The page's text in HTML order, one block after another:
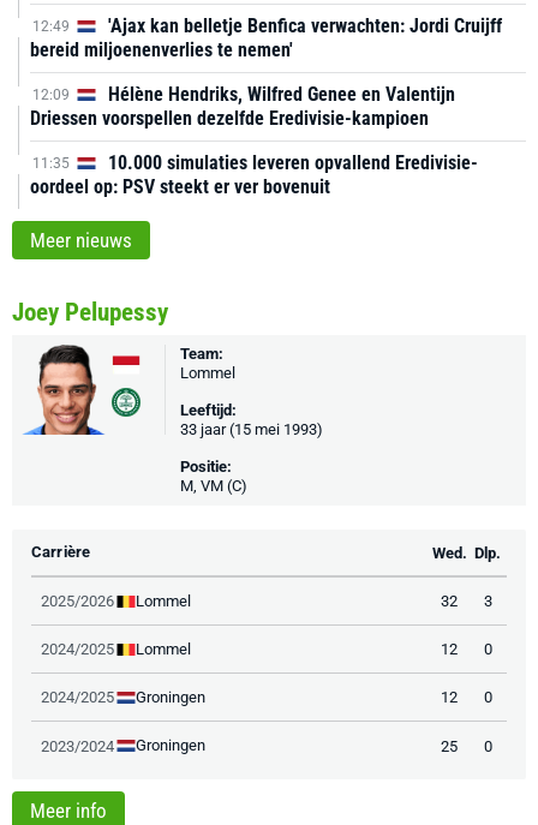
12:49
'Ajax kan belletje Benfica verwachten: Jordi Cruijff
bereid miljoenenverlies te nemen'
12:09
Hélène Hendriks, Wilfred Genee en Valentijn
Driessen voorspellen dezelfde Eredivisie-kampioen
11:35
10.000 simulaties leveren opvallend Eredivisie-
oordeel op: PSV steekt er ver bovenuit
Meer nieuws
Joey Pelupessy
Team:
Lommel
Leeftijd:
33 jaar (15 mei 1993)
Positie:
M, VM (C)
Carrière Wed. Dlp.
2025/2026 Lommel 32 3
2024/2025 Lommel 12 0
2024/2025 Groningen 12 0
2023/2024 Groningen 25 0
Meer info